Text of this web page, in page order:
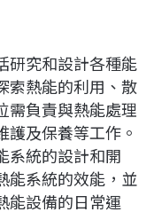
研究和設計各種能
索熱能的利用、散
需負責與熱能處理
及保養等工作。
系統的設計和開
能系統的效能，並
能設備的日常運